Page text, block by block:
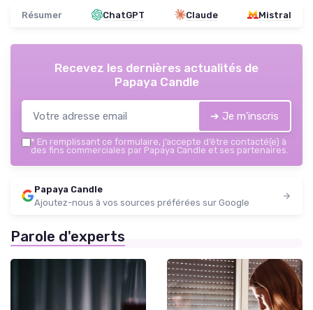
Résumer ChatGPT Claude Mistral
Recevez les dernières actualités de
Papaya Candle
➔ Je m'inscris
* En remplissant ce formulaire, j’accepte d’être contacté(e) à
des fins commerciales par Papaya Candle et ses partenaires.
Papaya Candle
Ajoutez-nous à vos sources préférées sur Google
Parole d'experts